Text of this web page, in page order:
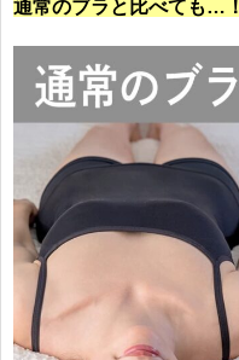
通常のブラと比べても…！